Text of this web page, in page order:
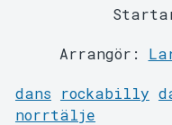
Arrangör:
dans rockabilly
norrtälje